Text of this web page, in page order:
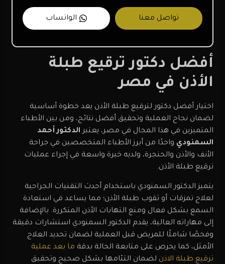
تواصل معنا الواتساب
أفضل دكتور ترقيع طبلة
الأذن في مصر
اختيار أفضل دكتور لترقيع طبلة الأذن يعد خطوة أساسية
لضمان نجاح العملية وتحقيق أفضل نتائج، ومن بين الأطباء
المتميزين في هذا المجال في مصر، يعتبر الدكتور أحمد
السمنودي واحدًا من أبرز الأطباء المتخصصين في جراحة
الأنف والأذن والحنجرة، ولديه خبرة واسعة في إجراء عمليات
ترقيع طبلة الأذن.
يتميز الدكتور السمنودي باستخدام أحدث التقنيات الجراحية
لعلاج تمزقات أو ثقوب طبلة الأذن؛ مما يساعد في استعادة
السمع بشكل فعال ومنع التهابات الأذن المتكررة. بالإضافة
إلى مهاراته العالية، يقدم الدكتور السمنودي استشارات دقيقة
وفحصًا شاملًا للمريض قبل العملية لضمان تحديد العلاج
الأمثل، كما يحرص على متابعة الحالة بدقة ما بعد عملية
ترقيع طبلة الاذن لضمان التئامها بشكل صحيح وتحقيق